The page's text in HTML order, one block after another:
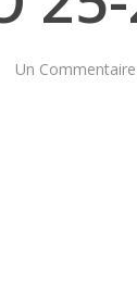
Un Commentaire